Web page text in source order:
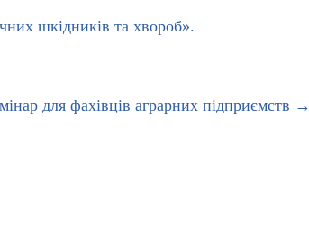
шкідників та хвороб».
для фахівців аграрних підприємств →